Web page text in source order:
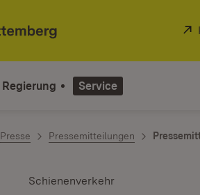
Regierung Service
Presse Pressemitteilungen
Schienenverkehr